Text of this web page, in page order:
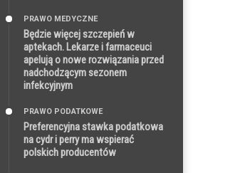
PRAWO MEDYCZNE
Będzie więcej szczepień w
aptekach. Lekarze i farmaceuci
apelują o nowe rozwiązania przed
nadchodzącym sezonem
infekcyjnym
PRAWO PODATKOWE
Preferencyjna stawka podatkowa
na cydr i perry ma wspierać
polskich producentów